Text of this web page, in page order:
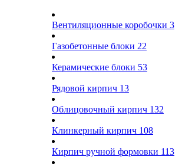
Вентиляционные коробочки 3
Газобетонные блоки 22
Керамические блоки 53
Рядовой кирпич 13
Облицовочный кирпич 132
Клинкерный кирпич 108
Кирпич ручной формовки 113